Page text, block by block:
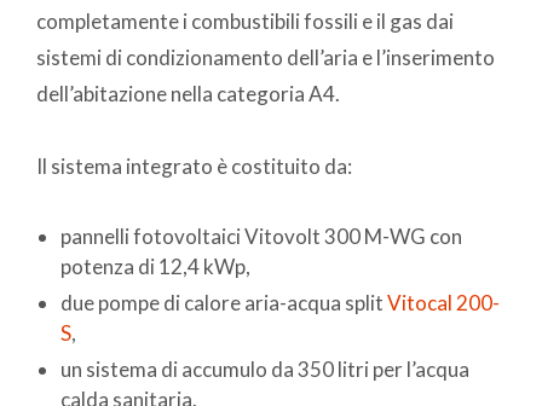
completamente i combustibili fossili e il gas dai
sistemi di condizionamento dell’aria e l’inserimento
dell’abitazione nella categoria A4.
Il sistema integrato è costituito da:
pannelli fotovoltaici Vitovolt 300 M-WG con
potenza di 12,4 kWp,
due pompe di calore aria-acqua splitVitocal 200-
S,
un sistema di accumulo da 350 litri per l’acqua
calda sanitaria.